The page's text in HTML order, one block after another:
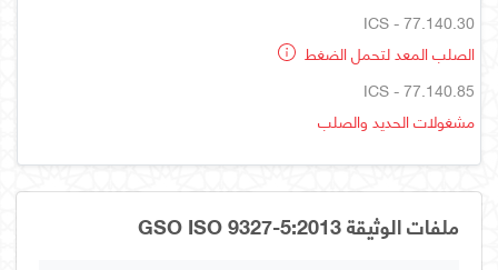
ICS - 77.140.30
الصلب المعد لتحمل الضغط
ICS - 77.140.85
مشغولات الحديد والصلب
ملفات الوثيقة GSO ISO 9327-5:2013